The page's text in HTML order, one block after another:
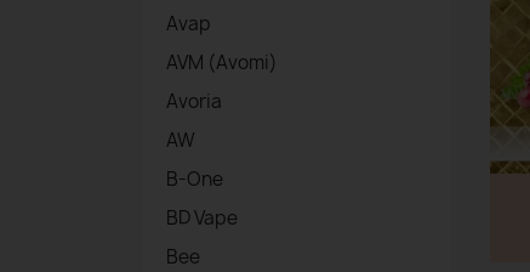
Avap
AVM (Avomi)
Avoria
AW
B-One
BD Vape
Bee